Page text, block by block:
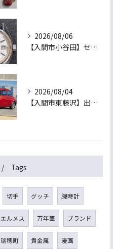
2026/08/06
【入間市小谷田】セイコーの名機「キングセイコー（45KS）」をお買取！ベルトなし・文字盤のシミ・不動品も高価買取いたします
2026/08/04
【入間市東藤沢】出張買取にて絶版プラモデル「フィアット500D」をお買取！暑い夏は涼しいご自宅で「無料出張買取」をご利用ください
Tags
切手 グッチ 腕時計
エルメス 万年筆 ブランド
瑞穂町 貴金属 漫画